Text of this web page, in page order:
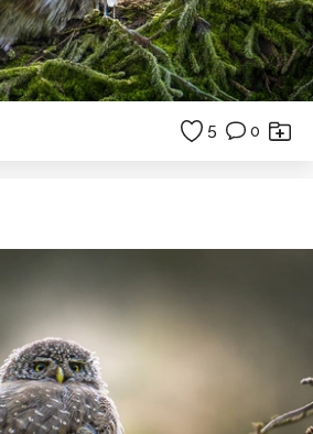
5 0